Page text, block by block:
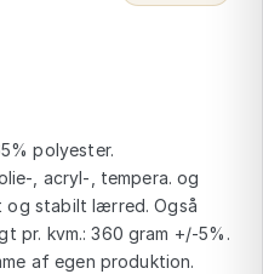
polyester.
, acryl-, tempera. og
stabilt lærred. Også
pr. kvm.: 360 gram +/-5%.
af egen produktion.